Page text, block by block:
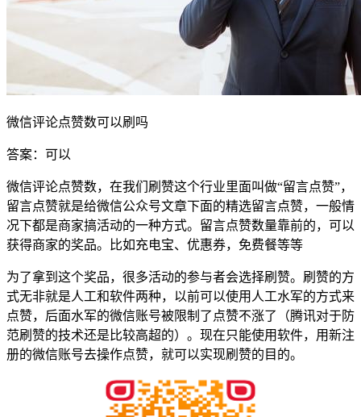
微信评论点赞数可以刷吗
答案：可以
微信评论点赞数，在我们刷赞这个行业里面叫做“留言点赞”，
留言点赞就是给微信公众号文章下面的精选留言点赞，一般情
况下都是商家搞活动的一种方式。留言点赞数量靠前的，可以
获得商家的奖品。比如充电宝、优惠券，免费餐等等
为了拿到这个奖品，很多活动的参与者会选择刷赞。刷赞的方
式无非就是人工和软件两种，以前可以使用人工水军的方式来
点赞，后面水军的微信账号被限制了点赞不涨了（腾讯对于防
范刷赞的技术还是比较高超的）。现在只能使用软件，用新注
册的微信账号去操作点赞，就可以实现刷赞的目的。